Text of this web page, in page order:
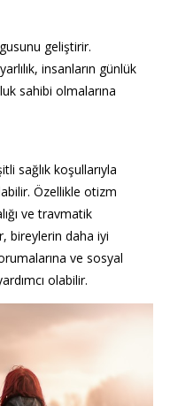
geliştirir.
insanların günlük
sahibi olmalarına
sağlık koşullarıyla
Özellikle otizm
ve travmatik
bireylerin daha iyi
ve sosyal
olabilir.